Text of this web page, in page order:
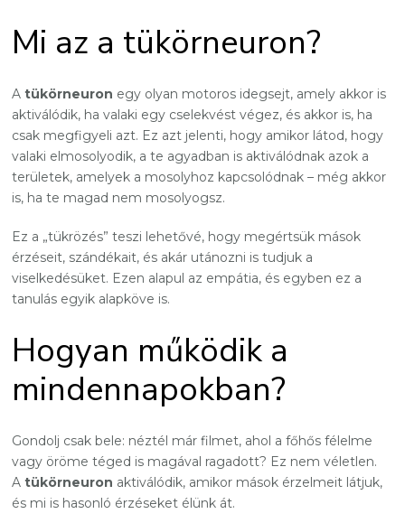
Mi az a tükörneuron?
Atükörneuron egy olyan motoros idegsejt, amely akkor is
aktiválódik, ha valaki egy cselekvést végez, és akkor is, ha
csak megfigyeli azt. Ez azt jelenti, hogy amikor látod, hogy
valaki elmosolyodik, a te agyadban is aktiválódnak azok a
területek, amelyek a mosolyhoz kapcsolódnak – még akkor
is, ha te magad nem mosolyogsz.
Ez a „tükrözés” teszi lehetővé, hogy megértsük mások
érzéseit, szándékait, és akár utánozni is tudjuk a
viselkedésüket. Ezen alapul az empátia, és egyben ez a
tanulás egyik alapköve is.
Hogyan működik a
mindennapokban?
Gondolj csak bele: néztél már filmet, ahol a főhős félelme
vagy öröme téged is magával ragadott? Ez nem véletlen.
Atükörneuron aktiválódik, amikor mások érzelmeit látjuk,
és mi is hasonló érzéseket élünk át.